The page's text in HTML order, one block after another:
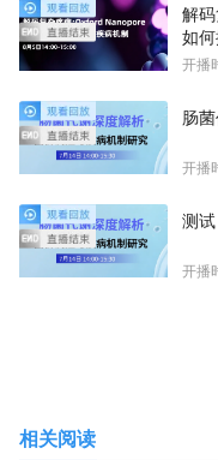
解
如
开播
肠
开播
测试
开播
相关阅读